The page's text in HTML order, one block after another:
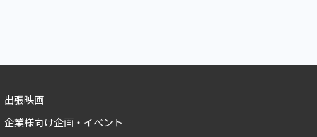
出張映画
企業様向け企画・イベント